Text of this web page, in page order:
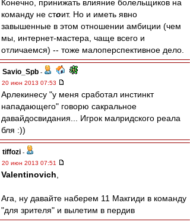
Конечно, принижать влияние болельщиков на
команду не стоит. Но и иметь явно
завышенные в этом отношении амбиции (чем
мы, интернет-мастера, чаще всего и
отличаемся) -- тоже малоперспективное дело.
Savio_Spb -
20 июн 2013 07:53
Арлекинесу "у меня сработал инстинкт
нападающего" говорю сакральное
давайдосвидания... Игрок малридского реала
бля :))
tiffozi -
20 июн 2013 07:51
Valentinovich
Ага, ну давайте наберем 11 Макгиди в команду
"для зрителя" и вылетим в пердив